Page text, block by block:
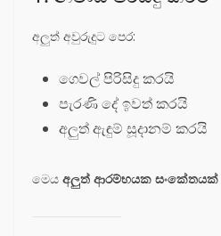
අලුත් අවුරුදුට පෙර:
ගෙවල් පිරිසිදු කරයි
පැරණි දේ ඉවත් කරයි
අලුත් ඇඳුම් සූදානම් කරයි
මෙය අලුත් ආරම්භයක සංකේතයක්